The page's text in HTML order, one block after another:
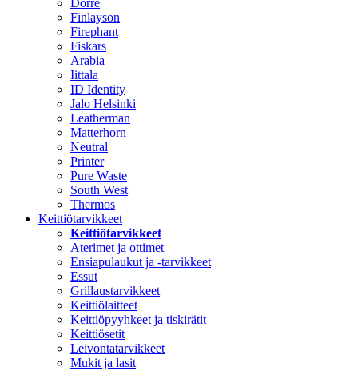
Dorre
Finlayson
Firephant
Fiskars
Arabia
Iittala
ID Identity
Jalo Helsinki
Leatherman
Matterhorn
Neutral
Printer
Pure Waste
South West
Thermos
Keittiötarvikkeet
Keittiötarvikkeet
Aterimet ja ottimet
Ensiapulaukut ja -tarvikkeet
Essut
Grillaustarvikkeet
Keittiölaitteet
Keittiöpyyhkeet ja tiskirätit
Keittiösetit
Leivontatarvikkeet
Mukit ja lasit